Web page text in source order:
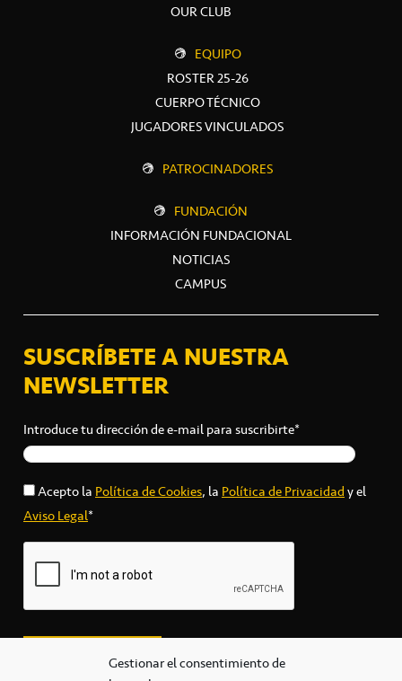
Gestionar el consentimiento de
OUR CLUB
EQUIPO
ROSTER 25-26
CUERPO TÉCNICO
JUGADORES VINCULADOS
PATROCINADORES
FUNDACIÓN
INFORMACIÓN FUNDACIONAL
NOTICIAS
CAMPUS
SUSCRÍBETE A NUESTRA
NEWSLETTER
Introduce tu dirección de e-mail para suscribirte*
Acepto laPolítica de Cookies, laPolítica de Privacidady el
Aviso Legal*